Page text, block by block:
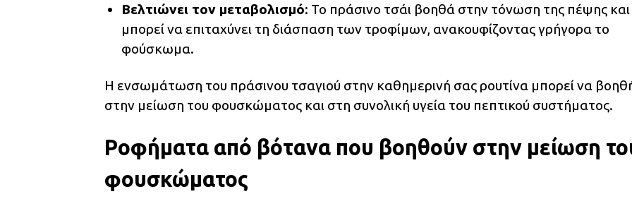
Βελτιώνει τον μεταβολισμό: Το πράσινο τσάι βοηθά στην τόνωση της πέψης και
μπορεί να επιταχύνει τη διάσπαση των τροφίμων, ανακουφίζοντας γρήγορα το
φούσκωμα.
Η ενσωμάτωση του πράσινου τσαγιού στην καθημερινή σας ρουτίνα μπορεί να
στην μείωση του φουσκώματος και στη συνολική υγεία του πεπτικού συστήματος.
Ροφήματα από βότανα που βοηθούν στην μείωση
φουσκώματος